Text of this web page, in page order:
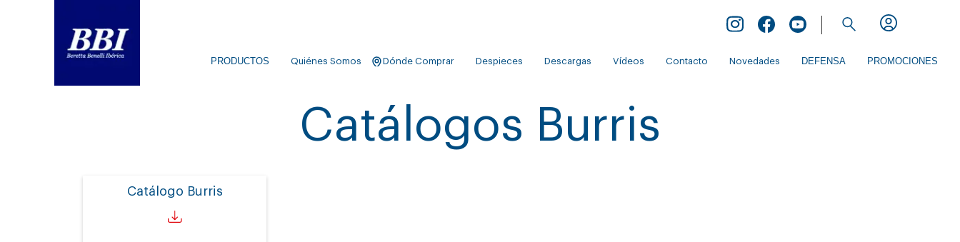
PRODUCTOS Quiénes Somos Dónde Comprar Despieces Descargas Vídeos Contacto Novedades DEFENSA PROMOCIONES
Catálogos Burris
Catálogo Burris